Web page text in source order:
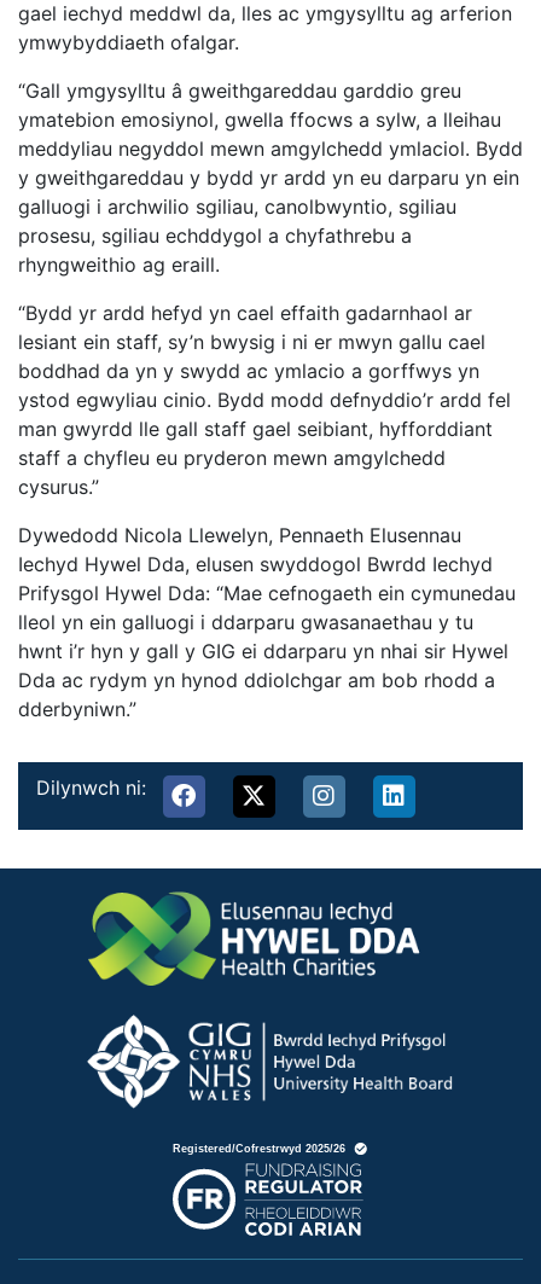
gael iechyd meddwl da, lles ac ymgysylltu ag arferion
ymwybyddiaeth ofalgar.
“Gall ymgysylltu â gweithgareddau garddio greu
ymatebion emosiynol, gwella ffocws a sylw, a lleihau
meddyliau negyddol mewn amgylchedd ymlaciol. Bydd
y gweithgareddau y bydd yr ardd yn eu darparu yn ein
galluogi i archwilio sgiliau, canolbwyntio, sgiliau
prosesu, sgiliau echddygol a chyfathrebu a
rhyngweithio ag eraill.
“Bydd yr ardd hefyd yn cael effaith gadarnhaol ar
lesiant ein staff, sy’n bwysig i ni er mwyn gallu cael
boddhad da yn y swydd ac ymlacio a gorffwys yn
ystod egwyliau cinio. Bydd modd defnyddio’r ardd fel
man gwyrdd lle gall staff gael seibiant, hyfforddiant
staff a chyfleu eu pryderon mewn amgylchedd
cysurus.”
Dywedodd Nicola Llewelyn, Pennaeth Elusennau
Iechyd Hywel Dda, elusen swyddogol Bwrdd Iechyd
Prifysgol Hywel Dda: “Mae cefnogaeth ein cymunedau
lleol yn ein galluogi i ddarparu gwasanaethau y tu
hwnt i’r hyn y gall y GIG ei ddarparu yn nhai sir Hywel
Dda ac rydym yn hynod ddiolchgar am bob rhodd a
dderbyniwn.”
Dilynwch ni: